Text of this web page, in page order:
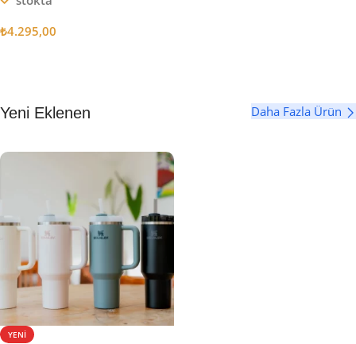
₺4.295,00
Yeni Eklenen Daha Fazla Ürün
YENI